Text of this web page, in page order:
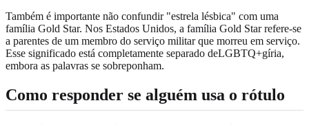
Também é importante não confundir "estrela lésbica" com uma
família Gold Star. Nos Estados Unidos, a família Gold Star refere-se
a parentes de um membro do serviço militar que morreu em serviço.
Esse significado está completamente separado deLGBTQ+gíria,
embora as palavras se sobreponham.
Como responder se alguém usa o rótulo